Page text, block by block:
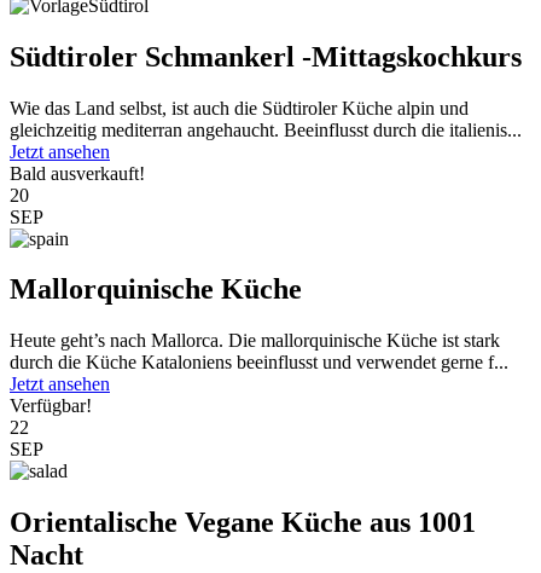
Südtiroler Schmankerl -Mittagskochkurs
Wie das Land selbst, ist auch die Südtiroler Küche alpin und
gleichzeitig mediterran angehaucht. Beeinflusst durch die italienis...
Jetzt ansehen
Bald ausverkauft!
20
SEP
Mallorquinische Küche
Heute geht’s nach Mallorca. Die mallorquinische Küche ist stark
durch die Küche Kataloniens beeinflusst und verwendet gerne f...
Jetzt ansehen
Verfügbar!
22
SEP
Orientalische Vegane Küche aus 1001
Nacht